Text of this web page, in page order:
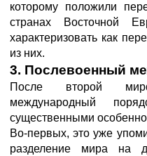
которому положили
странах Восточной
характеризовать как
из них.
3. Послевоенный
После второй
международный
существенными
Во-первых, это уже
разделение мира на